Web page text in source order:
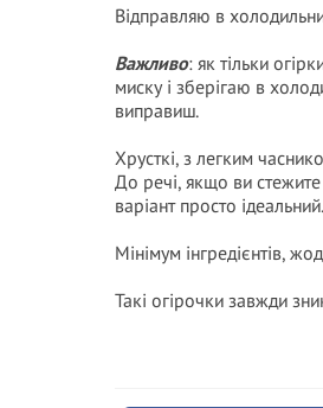
Відправляю в
Важливо: як тільки
миску і зберігаю в
виправиш.
Хрусткі, з легким
До речі, якщо ви
варіант просто ідеальний.
Мінімум інгредієнтів,
Такі огірочки завжди